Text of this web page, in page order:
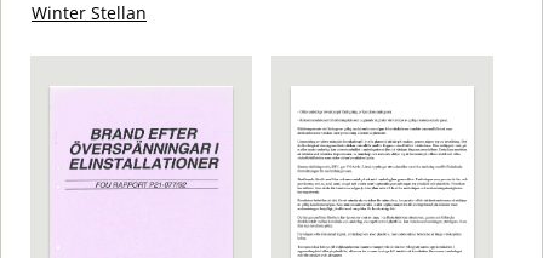
Winter Stellan